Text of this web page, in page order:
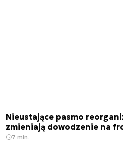
Nieustające pasmo
zmieniają dowodzenie na
7 min.